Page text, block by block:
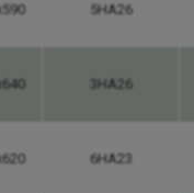
5HA26
3HA26
6HA23